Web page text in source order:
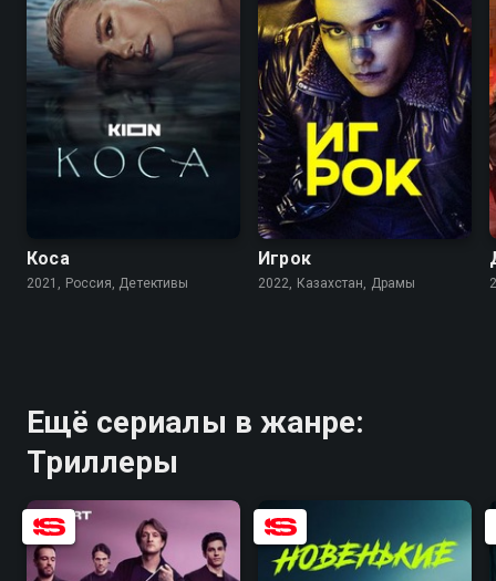
Коса
2021, Россия, Детективы
7.7 7.0
Игрок
2022, Казахстан, Драмы
Ещё сериалы в жанре:
Триллеры